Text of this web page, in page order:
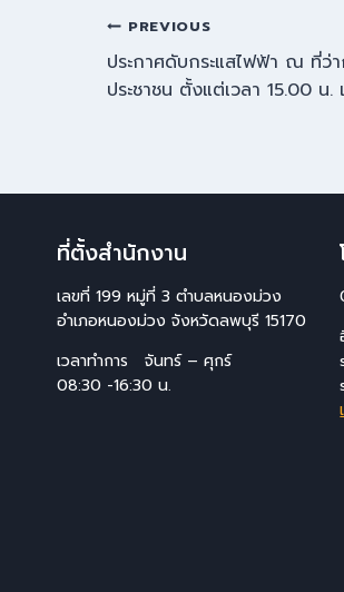
PREVIOUS
ประกาศดับกระแสไฟฟ้า ณ ที่ว่
ประชาชน ตั้งแต่เวลา 15.00
ที่ตั้งสำนักงาน
เลขที่ 199 หมู่ที่ 3 ตำบลหนองม่วง
อำเภอหนองม่วง จังหวัดลพบุรี 15170
เวลาทำการ จันทร์ – ศุกร์
08:30 -16:30 น.